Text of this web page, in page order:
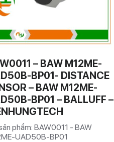
– BAW M12ME-
BP01- DISTANCE
– BAW M12ME-
BP01 – BALLUFF –
phẩm: BAW0011 - BAW
UAD50B-BP01